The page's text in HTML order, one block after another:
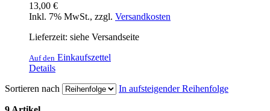
13,00 €
Inkl. 7% MwSt., zzgl. Versandkosten
Lieferzeit: siehe Versandseite
Auf den Einkaufszettel
Details
Sortieren nach
In aufsteigender Reihenfolge